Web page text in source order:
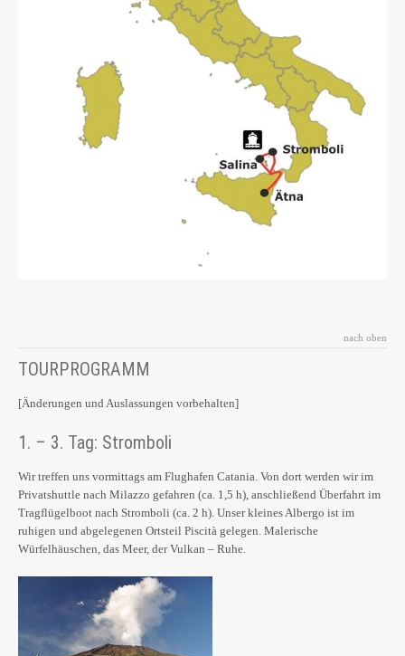
nach oben
TOURPROGRAMM
[Änderungen und Auslassungen vorbehalten]
1. – 3. Tag: Stromboli
Wir treffen uns vormittags am Flughafen Catania. Von dort werden wir im
Privatshuttle nach Milazzo gefahren (ca. 1,5 h), anschließend Überfahrt im
Tragflügelboot nach Stromboli (ca. 2 h). Unser kleines Albergo ist im
ruhigen und abgelegenen Ortsteil Piscità gelegen. Malerische
Würfelhäuschen, das Meer, der Vulkan – Ruhe.